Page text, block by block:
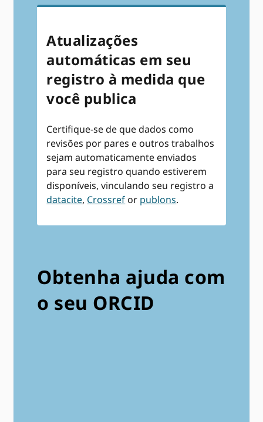
Atualizações
automáticas em seu
registro à medida que
você publica
Certifique-se de que dados como
revisões por pares e outros trabalhos
sejam automaticamente enviados
para seu registro quando estiverem
disponíveis, vinculando seu registro a
datacite, Crossref or publons.
Obtenha ajuda com
o seu ORCID